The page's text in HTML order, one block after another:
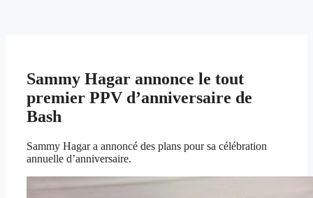
Sammy Hagar annonce le tout
premier PPV d’anniversaire de
Bash
Sammy Hagar a annoncé des plans pour sa célébration
annuelle d’anniversaire.